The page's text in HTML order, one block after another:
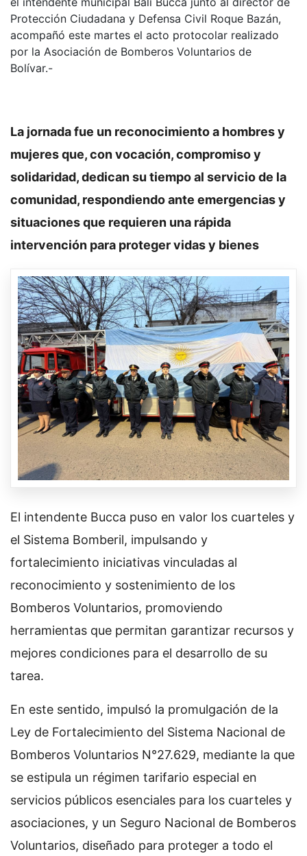
Protección Ciudadana y Defensa Civil Roque Bazán,
acompañó este martes el acto protocolar realizado
por la Asociación de Bomberos Voluntarios de
Bolívar.-
La jornada fue un reconocimiento a hombres y
mujeres que, con vocación, compromiso y
solidaridad, dedican su tiempo al servicio de la
comunidad, respondiendo ante emergencias y
situaciones que requieren una rápida
intervención para proteger vidas y bienes
El intendente Bucca puso en valor los cuarteles y
el Sistema Bomberil, impulsando y
fortalecimiento iniciativas vinculadas al
reconocimiento y sostenimiento de los
Bomberos Voluntarios, promoviendo
herramientas que permitan garantizar recursos y
mejores condiciones para el desarrollo de su
tarea.
En este sentido, impulsó la promulgación de la
Ley de Fortalecimiento del Sistema Nacional de
Bomberos Voluntarios N°27.629, mediante la que
se estipula un régimen tarifario especial en
servicios públicos esenciales para los cuarteles y
asociaciones, y un Seguro Nacional de Bomberos
Voluntarios, diseñado para proteger a todo el